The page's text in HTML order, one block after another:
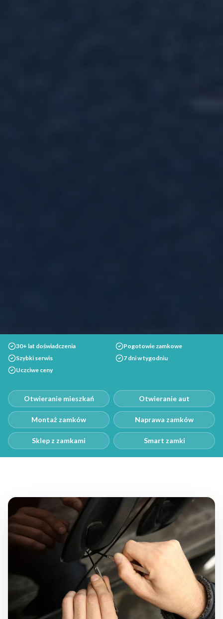
30+ lat doświadczenia
Pogotowie zamkowe
Szybki serwis
7 dni w tygodniu
Uczciwe ceny
Otwieranie mieszkań Otwieranie aut
Montaż zamków Naprawa zamków
Sklep z zamkami Smart zamki